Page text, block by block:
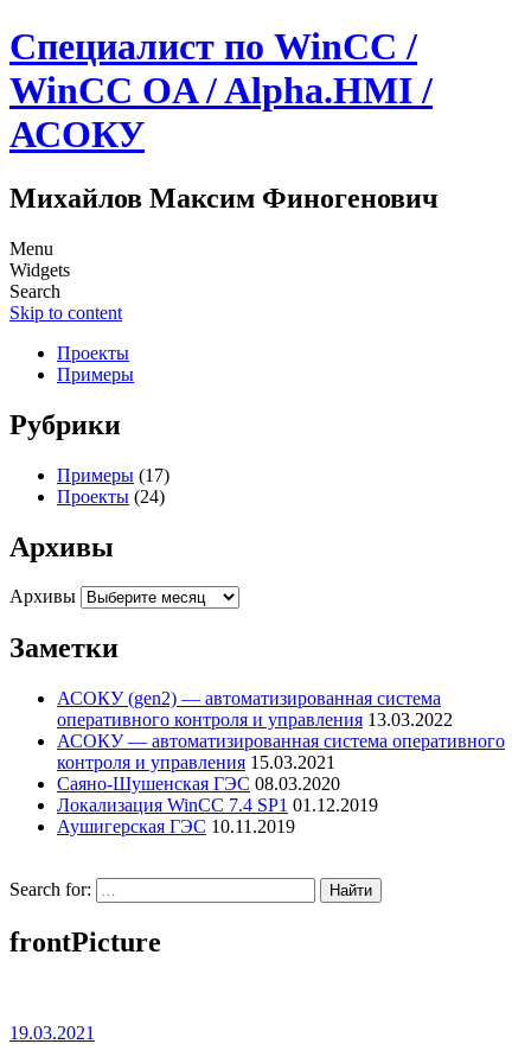
Специалист по WinCC /
WinCC OA / Alpha.HMI /
АСОКУ
Михайлов Максим Финогенович
Menu
Widgets
Search
Skip to content
Проекты
Примеры
Рубрики
Примеры (17)
Проекты (24)
Архивы
Архивы
Заметки
АСОКУ (gen2) — автоматизированная система
оперативного контроля и управления 13.03.2022
АСОКУ — автоматизированная система оперативного
контроля и управления 15.03.2021
Саяно-Шушенская ГЭС 08.03.2020
Локализация WinCC 7.4 SP1 01.12.2019
Аушигерская ГЭС 10.11.2019
Search for:
frontPicture
19.03.2021